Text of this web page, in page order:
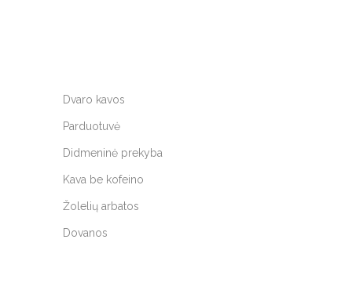
Dvaro kavos
Parduotuvė
Didmeninė prekyba
Kava be kofeino
Žolelių arbatos
Dovanos